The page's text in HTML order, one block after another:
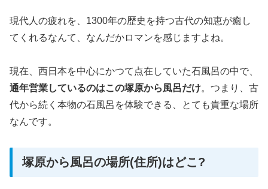
現代人の疲れを、1300年の歴史を持つ古代の知恵が癒し
てくれるなんて、なんだかロマンを感じますよね。
現在、西日本を中心にかつて点在していた石風呂の中で、
通年営業しているのはこの塚原から風呂だけ。つまり、古
代から続く本物の石風呂を体験できる、とても貴重な場所
なんです。
塚原から風呂の場所(住所)はどこ?